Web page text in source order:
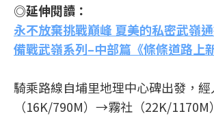
◎延伸閱讀：
永不放棄挑戰巔峰 夏美的私密武嶺
備戰武嶺系列–中部篇《條條道路上
騎乘路線自埔里地理中心碑出發，經
（16K/790M）→霧社（22K/